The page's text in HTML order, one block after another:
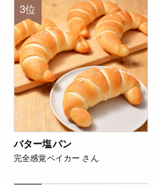
3位
バター塩パン
完全感覚ベイカー さん